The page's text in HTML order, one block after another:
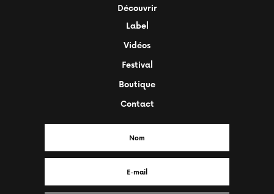
Découvrir
Label
Vidéos
Festival
Boutique
Contact